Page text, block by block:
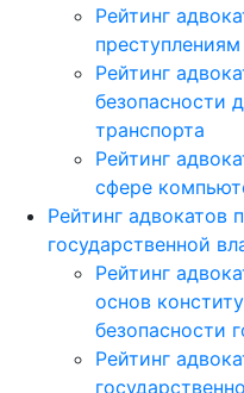
Рейтинг
преступлениям
Рейтинг
безопасности
транспорта
Рейтинг
сфере
Рейтинг адвокатов
государственной
Рейтинг
основ
безопасности
Рейтинг